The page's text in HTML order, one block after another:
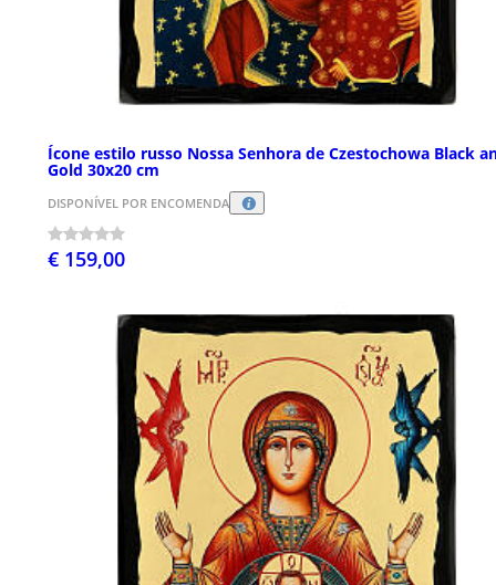
Ícone estilo russo Nossa Senhora de Czestochowa Black
Gold 30x20 cm
DISPONÍVEL POR ENCOMENDA
€ 159,00